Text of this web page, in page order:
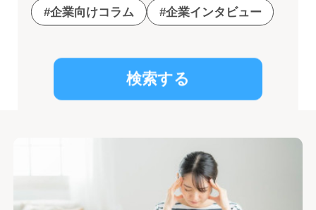
#企業向けコラム #企業インタビュー
検索する